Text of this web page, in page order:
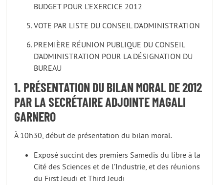
BUDGET POUR L’EXERCICE 2012
VOTE PAR LISTE DU CONSEIL D’ADMINISTRATION
PREMIÈRE RÉUNION PUBLIQUE DU CONSEIL
D’ADMINISTRATION POUR LA DÉSIGNATION DU
BUREAU
1. PRÉSENTATION DU BILAN MORAL DE 2012
PAR LA SECRÉTAIRE ADJOINTE MAGALI
GARNERO
À 10h30, début de présentation du bilan moral.
Exposé succint des premiers Samedis du libre à la
Cité des Sciences et de l’Industrie, et des réunions
du First Jeudi et Third Jeudi